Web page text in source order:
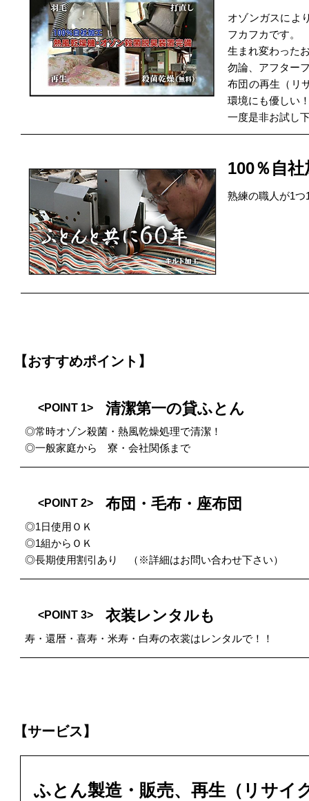
オゾンガスによ
フカフカです。
生まれ変わった
勿論、アフター
布団の再生（リ
環境にも優しい
一度是非お試し
100％自社
熟練の職人が1
【おすすめポイント】
<POINT 1> 清潔第一の貸ふとん
◎常時オゾン殺菌・熱風乾燥処理で清潔！
◎一般家庭から 寮・会社関係まで
<POINT 2> 布団・毛布・座布団
◎1日使用ＯＫ
◎1組からＯＫ
◎長期使用割引あり （※詳細はお問い合わせ下さい）
<POINT 3> 衣装レンタルも
寿・還暦・喜寿・米寿・白寿の衣裳はレンタルで！！
【サービス】
ふとん製造・販売、再生（リサイ